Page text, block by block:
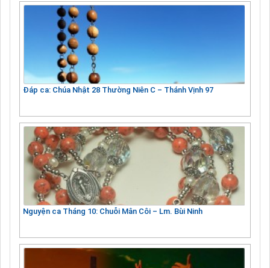
Đáp ca: Chúa Nhật 28 Thường Niên C – Thánh Vịnh 97
Nguyện ca Tháng 10: Chuỗi Mân Côi – Lm. Bùi Ninh